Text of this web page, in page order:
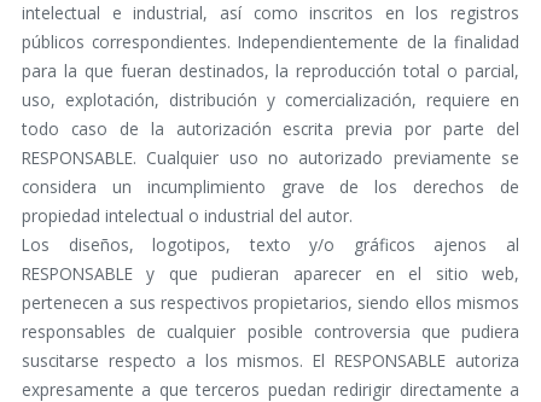
intelectual e industrial, así como inscritos en los registros
públicos correspondientes. Independientemente de la finalidad
para la que fueran destinados, la reproducción total o parcial,
uso, explotación, distribución y comercialización, requiere en
todo caso de la autorización escrita previa por parte del
RESPONSABLE. Cualquier uso no autorizado previamente se
considera un incumplimiento grave de los derechos de
propiedad intelectual o industrial del autor.
Los diseños, logotipos, texto y/o gráficos ajenos al
RESPONSABLE y que pudieran aparecer en el sitio web,
pertenecen a sus respectivos propietarios, siendo ellos mismos
responsables de cualquier posible controversia que pudiera
suscitarse respecto a los mismos. El RESPONSABLE autoriza
expresamente a que terceros puedan redirigir directamente a